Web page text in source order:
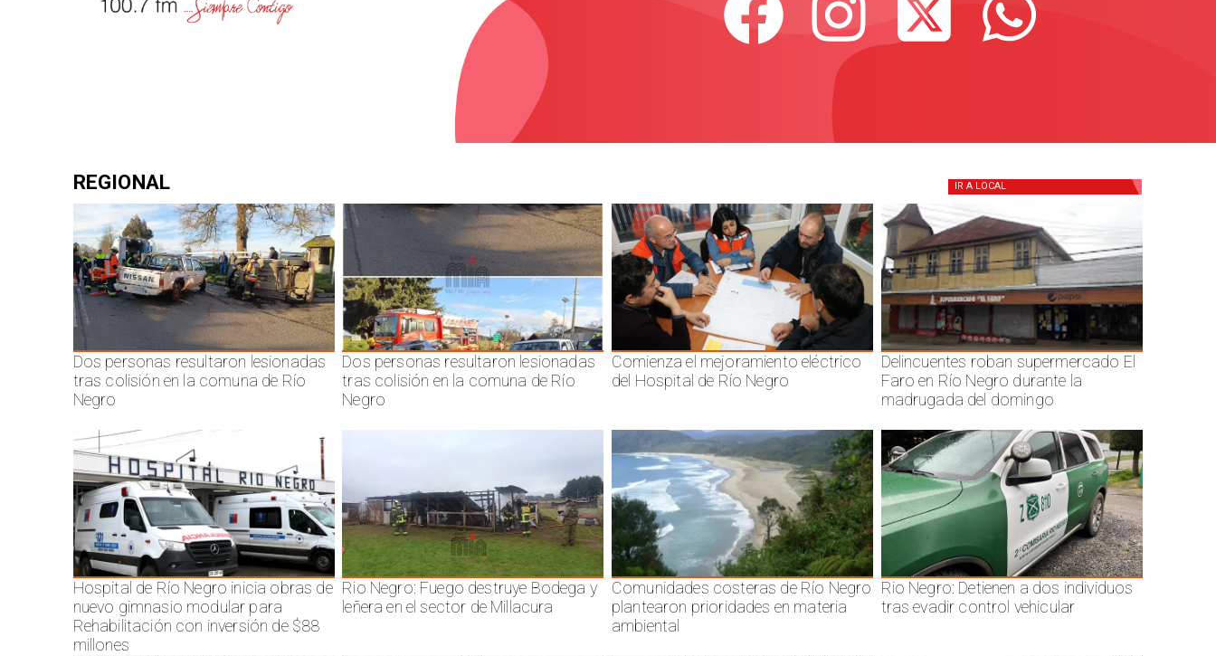
REGIONAL IR A LOCAL
Dos personas resultaron lesionadas
tras colisión en la comuna de Río
Negro
Dos personas resultaron lesionadas
tras colisión en la comuna de Río
Negro
Comienza el mejoramiento eléctrico
del Hospital de Río Negro
Delincuentes roban supermercado El
Faro en Río Negro durante la
madrugada del domingo
Hospital de Río Negro inicia obras de
nuevo gimnasio modular para
Rehabilitación con inversión de $88
millones
Rio Negro: Fuego destruye Bodega y
leñera en el sector de Millacura
Comunidades costeras de Río Negro
plantearon prioridades en materia
ambiental
Rio Negro: Detienen a dos individuos
tras evadir control vehicular